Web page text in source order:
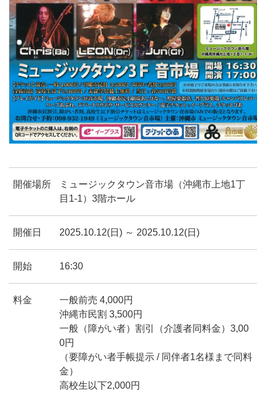
開催場所
ミュージックタウン音市場（沖縄市上地1丁
⽬1-1）3階ホール
開催日 2025.10.12(日) ～ 2025.10.12(日)
開始 16:30
料金
一般前売 4,000円
沖縄市民割 3,500円
一般（障がい者）割引（介護者同料金）3,00
0円
（要障がい者手帳提示 / 同伴者1名様まで同料
金）
高校生以下2,000円